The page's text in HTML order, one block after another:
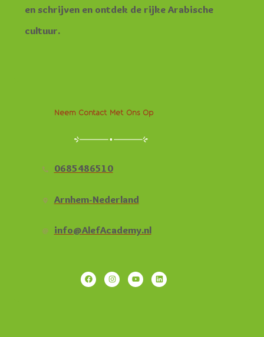
en schrijven en ontdek de rijke Arabische
cultuur.
Neem Contact Met Ons Op
0685486510
Arnhem-Nederland
info@AlefAcademy.nl